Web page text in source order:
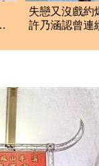
失戀又沒戲約
許乃涵認曾連